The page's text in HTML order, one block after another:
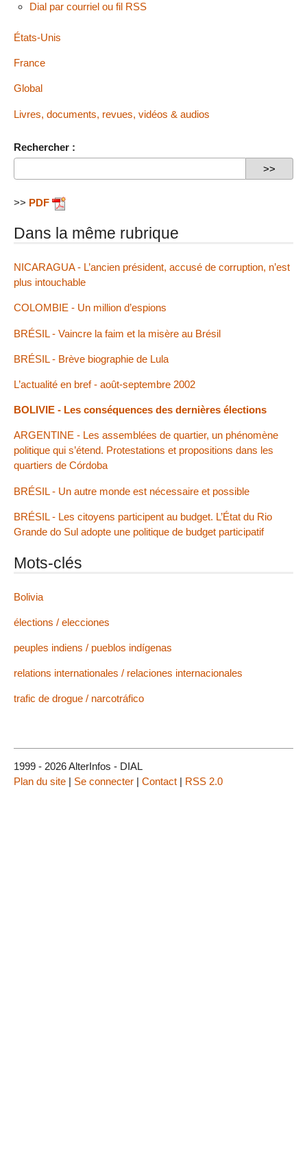
Dial par courriel ou fil RSS
États-Unis
France
Global
Livres, documents, revues, vidéos & audios
Rechercher :
>> PDF
Dans la même rubrique
NICARAGUA - L’ancien président, accusé de corruption, n’est
plus intouchable
COLOMBIE - Un million d’espions
BRÉSIL - Vaincre la faim et la misère au Brésil
BRÉSIL - Brève biographie de Lula
L’actualité en bref - août-septembre 2002
BOLIVIE - Les conséquences des dernières élections
ARGENTINE - Les assemblées de quartier, un phénomène
politique qui s’étend. Protestations et propositions dans les
quartiers de Córdoba
BRÉSIL - Un autre monde est nécessaire et possible
BRÉSIL - Les citoyens participent au budget. L’État du Rio
Grande do Sul adopte une politique de budget participatif
Mots-clés
Bolivia
élections / elecciones
peuples indiens / pueblos indígenas
relations internationales / relaciones internacionales
trafic de drogue / narcotráfico
1999 - 2026 AlterInfos - DIAL
Plan du site | Se connecter | Contact | RSS 2.0